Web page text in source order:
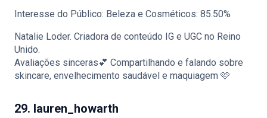
Interesse do Público: Beleza e Cosméticos: 85.50%
Natalie Loder. Criadora de conteúdo IG e UGC no Reino
Unido.
Avaliações sinceras💕 Compartilhando e falando sobre
skincare, envelhecimento saudável e maquiagem 🩷
29. lauren_howarth